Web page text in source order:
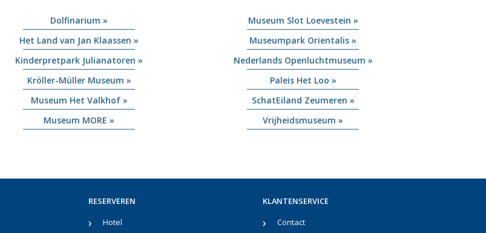
Dolfinarium »
Het Land van Jan Klaassen »
Kinderpretpark Julianatoren »
Kröller-Müller Museum »
Museum Het Valkhof »
Museum MORE »
Museum Slot Loevestein »
Museumpark Orientalis »
Nederlands Openluchtmuseum »
Paleis Het Loo »
SchatEiland Zeumeren »
Vrijheidsmuseum »
RESERVEREN
Hotel
KLANTENSERVICE
Contact